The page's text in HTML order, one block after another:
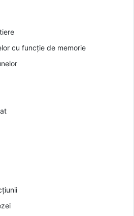
cu funcție de memorie